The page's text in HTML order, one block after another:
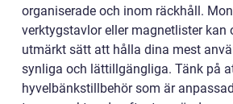
organiserade och inom räckhåll.
verktygstavlor eller magnetlister kan
utmärkt sätt att hålla dina mest
synliga och lättillgängliga. Tänk på
hyvelbänkstillbehör som är